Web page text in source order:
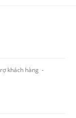
khách hàng